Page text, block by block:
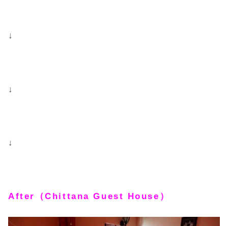
↓
↓
↓
After（Chittana Guest House）